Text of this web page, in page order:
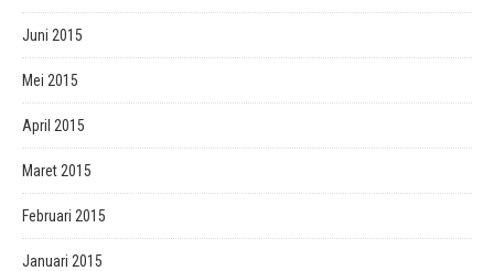
Juni 2015
Mei 2015
April 2015
Maret 2015
Februari 2015
Januari 2015